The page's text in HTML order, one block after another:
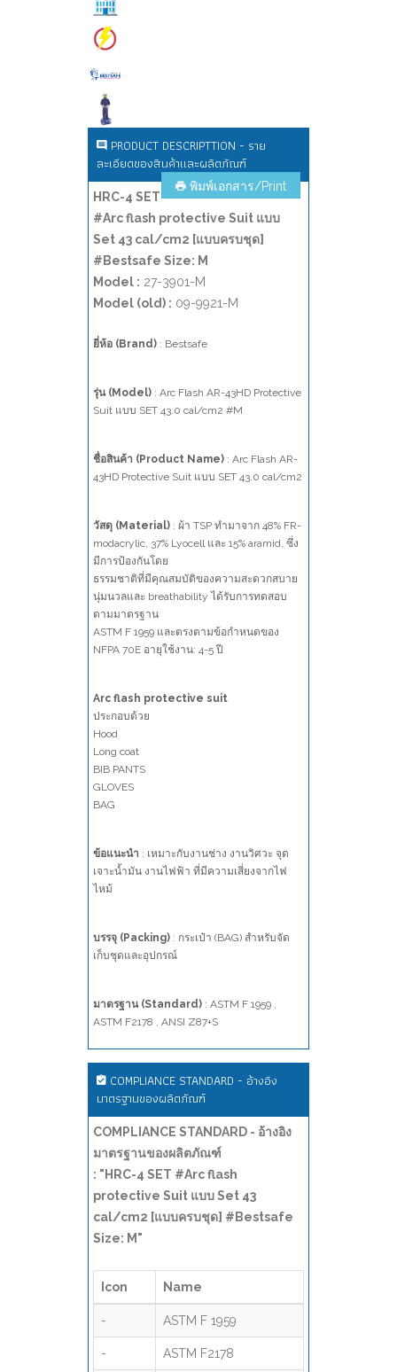
PRODUCT DESCRIPTTION - ราย
ละเอียดของสินค้าและผลิตภัณฑ์
พิมพ์เอกสาร/Print
HRC-4 SET
#Arc flash protective Suit แบบ
Set 43 cal/cm2 [แบบครบชุด]
#Bestsafe Size: M
Model : 27-3901-M
Model (old) : 09-9921-M
ยี่ห้อ (Brand) : Bestsafe
รุ่น (Model) : Arc Flash AR-43HD Protective
Suit แบบ SET 43.0 cal/cm2 #M
ชื่อสินค้า (Product Name) : Arc Flash AR-
43HD Protective Suit แบบ SET 43.0 cal/cm2
วัสดุ (Material) : ผ้า TSP ทำมาจาก 48% FR-
modacrylic, 37% Lyocell และ 15% aramid, ซึ่ง
มีการป้องกันโดย
ธรรมชาติที่มีคุณสมบัติของความสะดวกสบาย
นุ่มนวลและ breathability ได้รับการทดสอบ
ตามมาตรฐาน
ASTM F 1959 และตรงตามข้อกำหนดของ
NFPA 70E อายุใช้งาน: 4-5 ปี
Arc flash protective suit
ประกอบด้วย
Hood
Long coat
BIB PANTS
GLOVES
BAG
ข้อแนะนำ : เหมาะกับงานช่าง งานวิศวะ จุด
เจาะน้ำมัน งานไฟฟ้า ที่มีความเสี่ยงจากไฟ
ไหม้
บรรจุ (Packing) : กระเป๋า (BAG) สำหรับจัด
เก็บชุดและอุปกรณ์
มาตรฐาน (Standard) : ASTM F 1959 ,
ASTM F2178 , ANSI Z87+S
COMPLIANCE STANDARD - อ้างอิง
มาตรฐานของผลิตภัณฑ์
COMPLIANCE STANDARD - อ้างอิง
มาตรฐานของผลิตภัณฑ์
: "HRC-4 SET #Arc flash
protective Suit แบบ Set 43
cal/cm2 [แบบครบชุด] #Bestsafe
Size: M"
Icon Name
- ASTM F 1959
- ASTM F2178